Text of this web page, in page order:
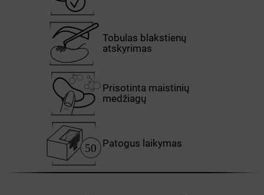
Tobulas blakstienų
atskyrimas
Prisotinta maistinių
medžiagų
Patogus laikymas